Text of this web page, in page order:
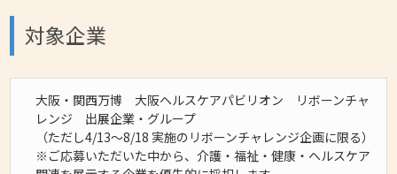
対象企業
大阪・関西万博 大阪ヘルスケアパビリオン リボーンチャ
レンジ 出展企業・グループ
（ただし4/13～8/18 実施のリボーンチャレンジ企画に限る）
※ご応募いただいた中から、介護・福祉・健康・ヘルスケア